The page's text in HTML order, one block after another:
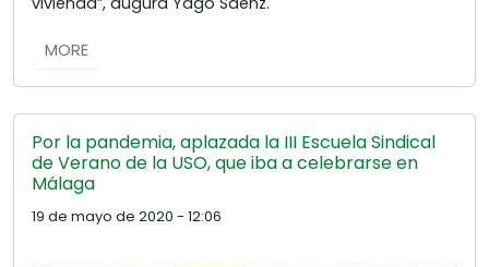
MORE
Por la pandemia, aplazada la III Escuela Sindical
de Verano de la USO, que iba a celebrarse en
Málaga
19 de mayo de 2020 - 12:06